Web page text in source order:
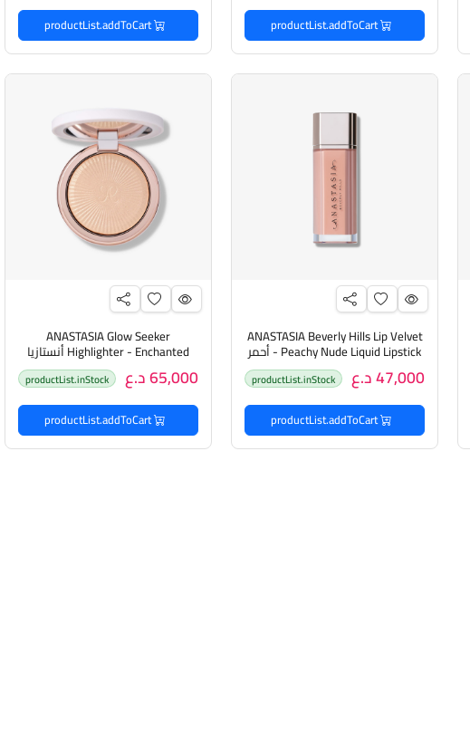
productList.addToCart
productList.addToCart
ANASTASIA Beverly Hills Lip Velvet
- Peachy Nude Liquid Lipstick أحمر
شفاه سائل من أنستازيا47,000 د.ع productList.inStock
productList.addToCart
ANASTASIA Glow Seeker
Highlighter - Enchanted أنستازيا
أظاءة للبشرة 65,000 د.ع productList.inStock
productList.addToCart